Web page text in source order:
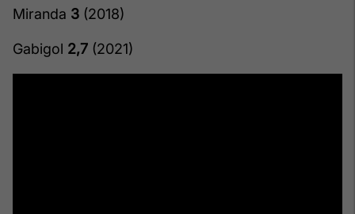
Miranda 3 (2018)
Gabigol 2,7 (2021)